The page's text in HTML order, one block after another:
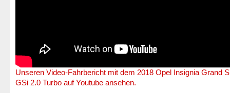
Unseren Video-Fahrbericht mit dem 2018 Opel Insignia Grand
GSi 2.0 Turbo auf Youtube ansehen.